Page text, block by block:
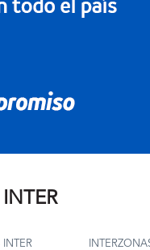
INTER